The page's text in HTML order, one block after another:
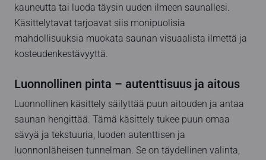
kauneutta tai luoda täysin uuden ilmeen saunallesi.
Käsittelytavat tarjoavat siis monipuolisia
mahdollisuuksia muokata saunan visuaalista ilmettä ja
kosteudenkestävyyttä.
Luonnollinen pinta – autenttisuus ja aitous
Luonnollinen käsittely säilyttää puun aitouden ja antaa
saunan hengittää. Tämä käsittely tukee puun omaa
sävyä ja tekstuuria, luoden autenttisen ja
luonnonläheisen tunnelman. Se on täydellinen valinta,